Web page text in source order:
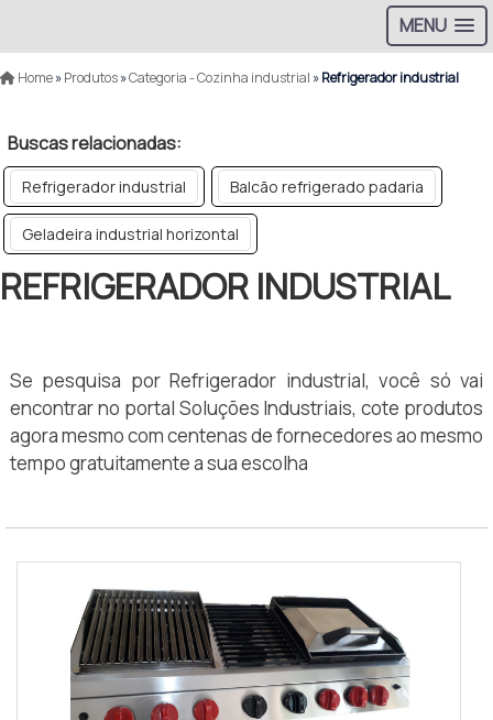
MENU
Home»Produtos»Categoria - Cozinha industrial »Refrigerador industrial
Buscas relacionadas:
Refrigerador industrial Balcão refrigerado padaria
Geladeira industrial horizontal
REFRIGERADOR INDUSTRIAL
Se pesquisa por Refrigerador industrial, você só vai
encontrar no portal Soluções Industriais, cote produtos
agora mesmo com centenas de fornecedores ao mesmo
tempo gratuitamente a sua escolha